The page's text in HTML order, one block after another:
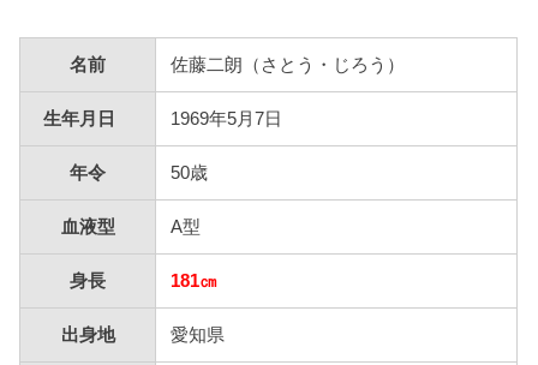
名前 佐藤二朗（さとう・じろう）
生年月日 1969年5月7日
年令 50歳
血液型 A型
身長 181㎝
出身地 愛知県